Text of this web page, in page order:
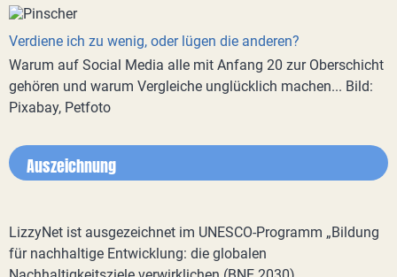
Verdiene ich zu wenig, oder lügen die anderen?
Warum auf Social Media alle mit Anfang 20 zur Oberschicht
gehören und warum Vergleiche unglücklich machen... Bild:
Pixabay, Petfoto
Auszeichnung
LizzyNet ist ausgezeichnet im UNESCO-Programm „Bildung
für nachhaltige Entwicklung: die globalen